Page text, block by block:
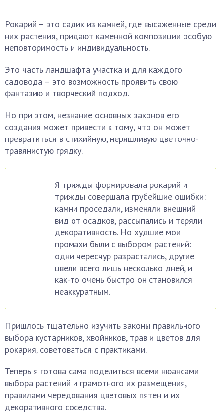
Рокарий – это садик из камней, где высаженные среди
них растения, придают каменной композиции особую
неповторимость и индивидуальность.
Это часть ландшафта участка и для каждого
садовода – это возможность проявить свою
фантазию и творческий подход.
Но при этом, незнание основных законов его
создания может привести к тому, что он может
превратиться в стихийную, неряшливую цветочно-
травянистую грядку.
Я трижды формировала рокарий и
трижды совершала грубейшие ошибки:
камни проседали, изменяли внешний
вид от осадков, рассыпались и теряли
декоративность. Но худшие мои
промахи были с выбором растений:
одни чересчур разрастались, другие
цвели всего лишь несколько дней, и
как-то очень быстро он становился
неаккуратным.
Пришлось тщательно изучить законы правильного
выбора кустарников, хвойников, трав и цветов для
рокария, советоваться с практиками.
Теперь я готова сама поделиться всеми нюансами
выбора растений и грамотного их размещения,
правилами чередования цветовых пятен и их
декоративного соседства.